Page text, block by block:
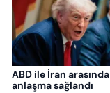
ABD ile İran arasında
anlaşma sağlandı